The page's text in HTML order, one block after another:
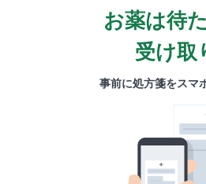
お薬は待
受け取
事前に処方箋をスマ